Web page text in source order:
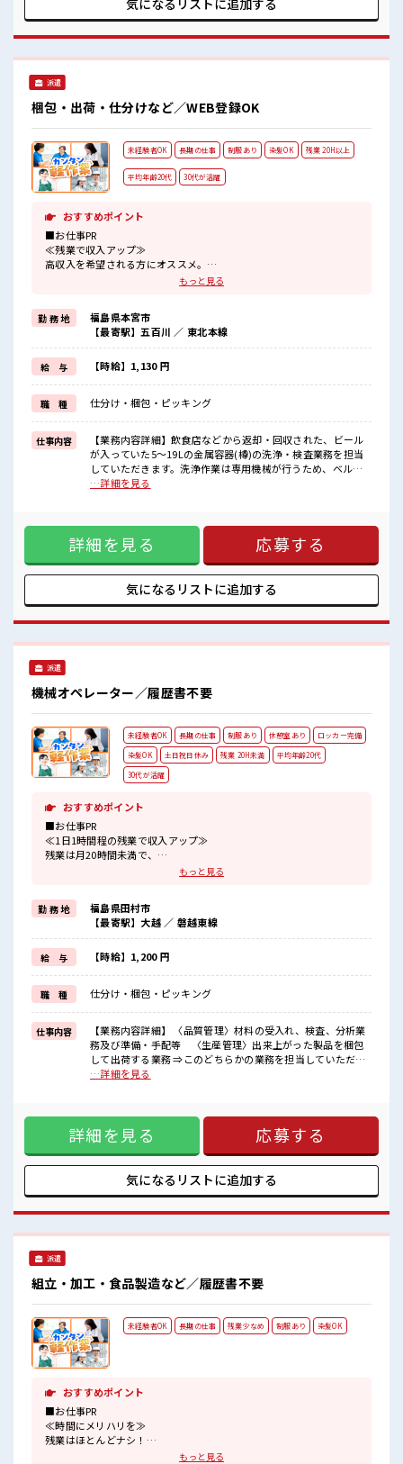
いてしっかり休む！ 」って大事ですよね！ あなたのスキルを
気になるリストに追加する
派遣
梱包・出荷・仕分けなど／WEB登録OK
未経験者OK 長期の仕事 制服あり 染髪OK 残業 20H以上
平均年齢20代 30代が活躍
おすすめポイント
■お仕事PR
≪残業で収入アップ≫
高収入を希望される方にオススメ。
残業は月20時間以上あります♪
明るすぎたり奇抜でなければ基本的に自由！
(規定有)≪動きやすい制服アリ≫
制服があるので、
毎日の服装の悩み解消♪
≪未経験の方も大カンゲイ≫
新しいことにチャレンジするのは不安だけど、
しっかり働く環境が整っています！
イチからスキルUP・ステップUP目指していきましょう！
■職場の雰囲気
派手すぎなければ多少のヘアカラーもOKなのはウレシイPoint☆
20代の若い世代がたくさん活躍中の活気ある職場！
残業が多めだからしっかり稼ぎたい方にもオススメ！
もっと見る
勤 務 地
福島県本宮市
【最寄駅】五百川 ／ 東北本線
給 与 【時給】1,130 円
職 種 仕分け・梱包・ピッキング
仕事内容
【業務内容詳細】飲食店などから返却・回収された、ビール
が入っていた5～19Lの金属容器(樽)の洗浄・検査業務を担当
していただきます。洗浄作業は専用機械が行うため、ベルト
コンベアで流れてきた容器の外観を目視で確認し、ラベルや
はクリーンルームではありませんが、安全のためヘルメット
を着用して作業していただきます。【取扱製品情報】ビール
■お仕事PR ≪残業で収入アップ≫ 高収入を希望される方にオ
ススメ。 残業は月20時間以上あります♪ ≪ヘアカラーOKで
自由な雰囲気の職場≫ 明るすぎたり奇抜でなければ基本的に
自由！ (規定有)≪動きやすい制服アリ≫ 制服があるので、 毎
とにチャレンジするのは不安だけど、 しっかり働く環境が整
っています！ イチからスキルUP・ステップUP目指していき
躍中の活気ある職場！ 残業が多めだからしっかり稼ぎたい方
にもオススメ！
…詳細を見る
詳細を見る 応募する
気になるリストに追加する
派遣
機械オペレーター／履歴書不要
未経験者OK 長期の仕事 制服あり 休憩室あり
ロッカー完備
染髪OK
土日祝日休み 残業 20H未満
平均年齢20代
30代が活躍
おすすめポイント
■お仕事PR
≪1日1時間程の残業で収入アップ≫
残業は月20時間未満で、
週末は家族や友人と一緒にプライベート満喫！
≪モチベーションもUP≫
派手過ぎなければ髪型や髪色自由♪
(規定有)≪機能的な制服アリ≫
制服があるので、
毎日の服装の悩み解消♪
≪初めての仕事だけど自分にもできそう≫
新しいことにチャレンジするのは不安だけど、
しっかり働く環境が整っています！
イチからスキルUP・ステップUP目指していきましょう！
■職場の雰囲気
派手すぎなければ多少のヘアカラーもOKなのはウレシイPoint☆
程よく残業あり！
もっと見る
勤 務 地
福島県田村市
【最寄駅】大越 ／ 磐越東線
給 与 【時給】1,200 円
職 種 仕分け・梱包・ピッキング
仕事内容
【業務内容詳細】 〈品質管理〉材料の受入れ、検査、分析業
務及び準備・手配等 〈生産管理〉出来上がった製品を梱包
して出荷する業務 ⇒このどちらかの業務を担当していただき
ます。【取扱製品情報】光学ガラス ■お仕事PR ≪1日1時間程
ト満喫！ ≪モチベーションもUP≫ 派手過ぎなければ髪型や髪
色自由♪ (規定有)≪機能的な制服アリ≫ 制服があるので、 毎
日の服装の悩み解消♪ ≪初めての仕事だけど自分にもできそ
う≫ 新しいことにチャレンジするのは不安だけど、 しっかり
働く環境が整っています！ イチからスキルUP・ステップUP
目指していきましょう！ ■職場の雰囲気 派手すぎなければ多
代活躍中の職場です☆ 一息つける休憩スペースもあります！
程よく残業あり！
…詳細を見る
詳細を見る 応募する
気になるリストに追加する
派遣
組立・加工・食品製造など／履歴書不要
未経験者OK 長期の仕事 残業少なめ 制服あり 染髪OK
おすすめポイント
■お仕事PR
≪時間にメリハリを≫
残業はほとんどナシ！
場合によってはお願いすることもあります♪
もっと見る